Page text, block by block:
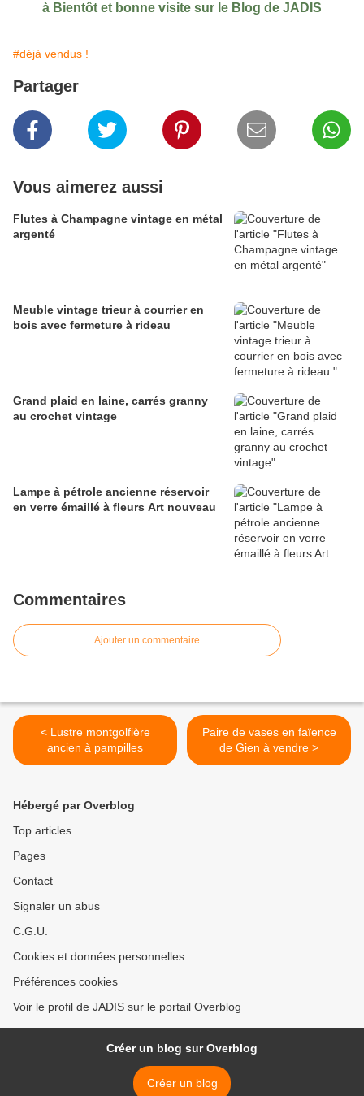
à Bientôt et bonne visite sur le Blog de JADIS
#déjà vendus !
Partager
Vous aimerez aussi
Flutes à Champagne vintage en métal
argenté
Meuble vintage trieur à courrier en
bois avec fermeture à rideau
Grand plaid en laine, carrés granny
au crochet vintage
Lampe à pétrole ancienne réservoir
en verre émaillé à fleurs Art nouveau
Commentaires
Ajouter un commentaire
< Lustre montgolfière
ancien à pampilles
Paire de vases en faïence
de Gien à vendre >
Hébergé par Overblog
Top articles
Pages
Contact
Signaler un abus
C.G.U.
Cookies et données personnelles
Préférences cookies
Voir le profil de JADIS sur le portail Overblog
Créer un blog sur Overblog
Créer un blog